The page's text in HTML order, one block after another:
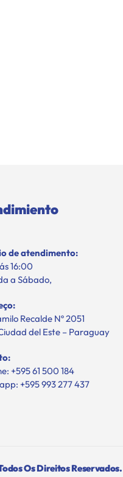
de atendimento:
16:00
a Sábado,
Recalde Nº 2051
del Este – Paraguay
+595 61 500 184
+595 993 277 437
Os Direitos Reservados.